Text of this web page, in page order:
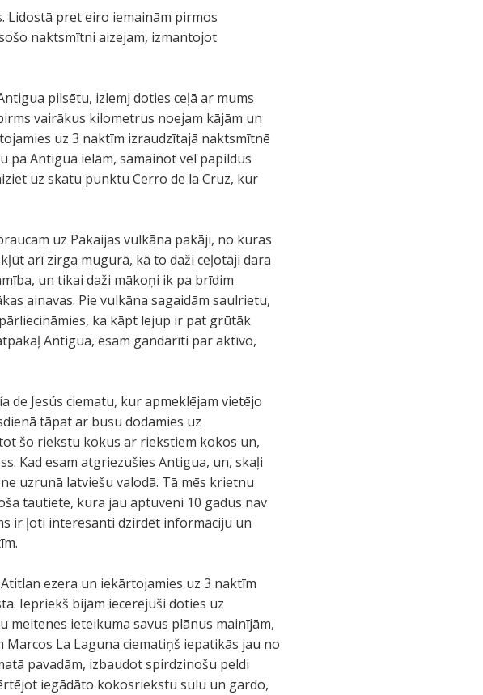
Lidostā pret eiro iemainām pirmos
naktsmītni aizejam, izmantojot
pilsētu, izlemj doties ceļā ar mums
vairākus kilometrus noejam kājām un
uz 3 naktīm izraudzītajā naktsmītnē
pa Antigua ielām, samainot vēl papildus
uz skatu punktu Cerro de la Cruz, kur
uz Pakaijas vulkāna pakāji, no kuras
arī zirga mugurā, kā to daži ceļotāji dara
un tikai daži mākoņi ik pa brīdim
ainavas. Pie vulkāna sagaidām saulrietu,
ka kāpt lejup ir pat grūtāk
Antigua, esam gandarīti par aktīvo,
de Jesús ciematu, kur apmeklējam vietējo
tāpat ar busu dodamies uz
šo riekstu kokus ar riekstiem kokos un,
Kad esam atgriezušies Antigua, un, skaļi
uzrunā latviešu valodā. Tā mēs krietnu
tautiete, kura jau aptuveni 10 gadus nav
ir ļoti interesanti dzirdēt informāciju un
ezera un iekārtojamies uz 3 naktīm
Iepriekš bijām iecerējuši doties uz
meitenes ieteikuma savus plānus mainījām,
La Laguna ciematiņš iepatikās jau no
pavadām, izbaudot spirdzinošu peldi
iegādāto kokosriekstu sulu un gardo,